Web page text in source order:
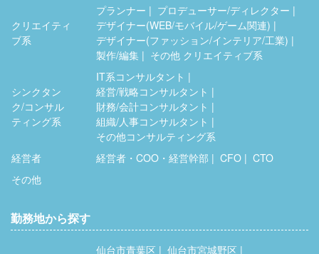
クリエイティ
ブ系
プランナー
プロデューサー/ディレクター
デザイナー(WEB/モバイル/ゲーム関連)
デザイナー(ファッション/インテリア/工業)
製作/編集
その他 クリエイティブ系
シンクタン
ク/コンサル
ティング系
IT系コンサルタント
経営/戦略コンサルタント
財務/会計コンサルタント
組織/人事コンサルタント
その他コンサルティング系
経営者
経営者・COO・経営幹部 CFO
CTO
その他
勤務地から探す
仙台市青葉区
仙台市宮城野区